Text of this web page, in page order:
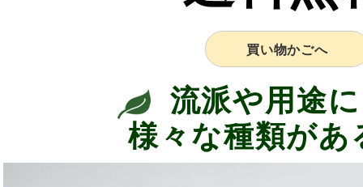
買い物かごへ
流派や用途
様々な種類があ